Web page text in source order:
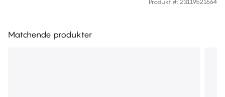
Produkt #: 23119521664
Matchende produkter